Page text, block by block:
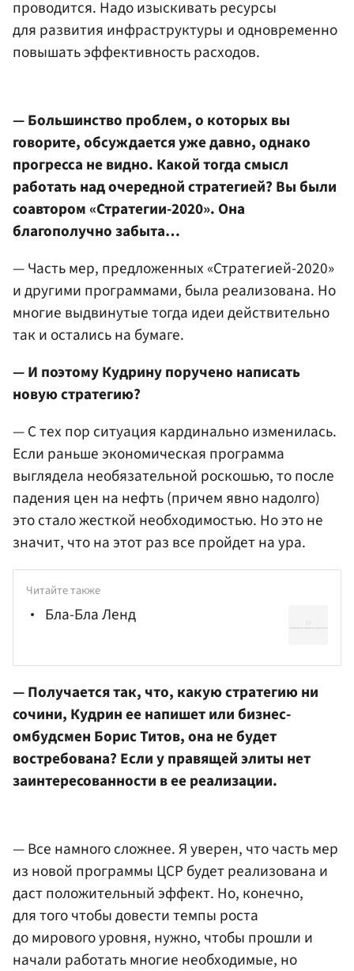
проводится. Надо изыскивать ресурсы
для развития инфраструктуры и одновременно
повышать эффективность расходов.
— Большинство проблем, о которых вы
говорите, обсуждается уже давно, однако
прогресса не видно. Какой тогда смысл
работать над очередной стратегией? Вы были
соавтором «Стратегии-2020». Она
благополучно забыта…
— Часть мер, предложенных «Стратегией-2020»
и другими программами, была реализована. Но
многие выдвинутые тогда идеи действительно
так и остались на бумаге.
— И поэтому Кудрину поручено написать
новую стратегию?
— С тех пор ситуация кардинально изменилась.
Если раньше экономическая программа
выглядела необязательной роскошью, то после
падения цен на нефть (причем явно надолго)
это стало жесткой необходимостью. Но это не
значит, что на этот раз все пройдет на ура.
Читайте также
Бла-Бла Ленд
— Получается так, что, какую стратегию ни
сочини, Кудрин ее напишет или бизнес-
омбудсмен Борис Титов, она не будет
востребована? Если у правящей элиты нет
заинтересованности в ее реализации.
— Все намного сложнее. Я уверен, что часть мер
из новой программы ЦСР будет реализована и
даст положительный эффект. Но, конечно,
для того чтобы довести темпы роста
до мирового уровня, нужно, чтобы прошли и
начали работать многие необходимые, но